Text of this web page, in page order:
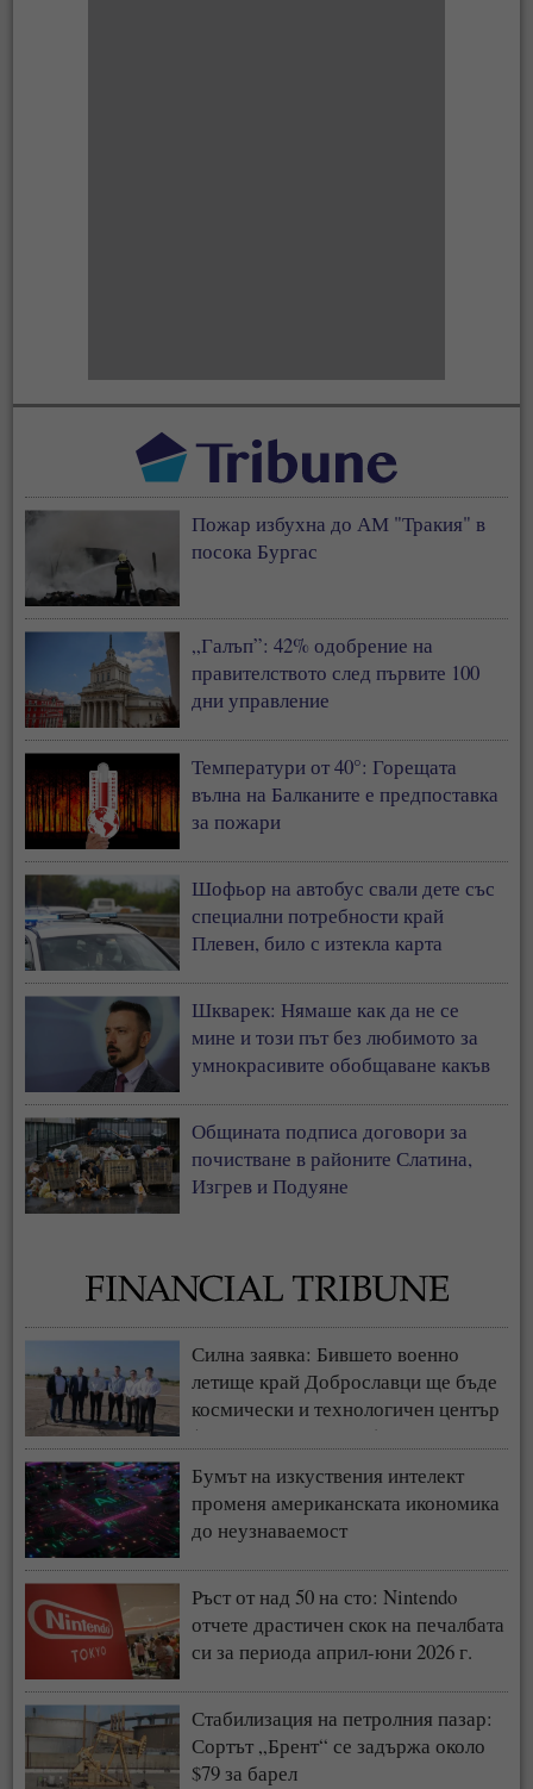
Пожар избухна до АМ "Тракия" в
посока Бургас
„Галъп”: 42% одобрение на
правителството след първите 100
дни управление
Температури от 40°: Горещата
вълна на Балканите е предпоставка
за пожари
Шофьор на автобус свали дете със
специални потребности край
Плевен, било с изтекла карта
Шкварек: Нямаше как да не се
мине и този път без любимото за
умнокрасивите обобщаване какъв
антисемити сме българите
Общината подписа договори за
почистване в районите Слатина,
Изгрев и Подуяне
Силна заявка: Бившето военно
летище край Доброславци ще бъде
космически и технологичен център
(СНИМКИ + ВИДЕО)
Бумът на изкуствения интелект
променя американската икономика
до неузнаваемост
Ръст от над 50 на сто: Nintendo
отчете драстичен скок на печалбата
си за периода април-юни 2026 г.
Стабилизация на петролния пазар:
Сортът „Брент“ се задържа около
$79 за барел